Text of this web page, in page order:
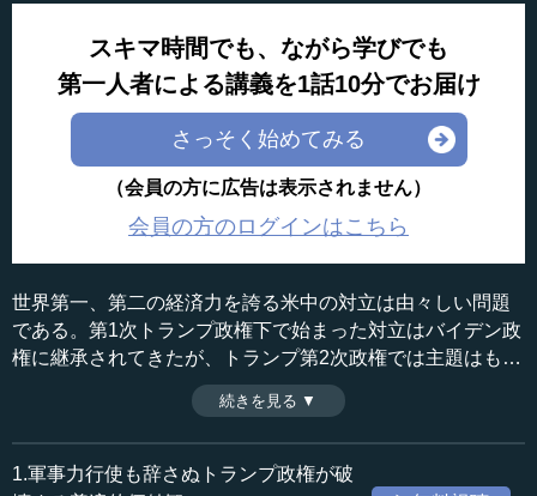
スキマ時間でも、ながら学びでも
第一人者による講義を1話10分でお届け
さっそく始めてみる
（会員の方に広告は表示されません）
会員の方のログインはこちら
世界第一、第二の経済力を誇る米中の対立は由々しい問題
である。第1次トランプ政権下で始まった対立はバイデン政
権に継承されてきたが、トランプ第2次政権では主題はもっ
ぱら経済に集中している。われわれも米中協議の行方を注
視しつつ、グローバル課題や経済安全保障上の危機管理を
見据える必要がある。さらに「台湾危機」については、リ
スクが間違いなく上がっており、「経済」に関する協議な
収録日：2025年6月23日
追加日：2025年8月14日
続きを見る ▼
1.軍事力行使も辞さぬトランプ政権が破